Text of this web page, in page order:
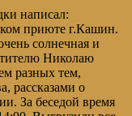
написал:
приюте г.Кашин.
солнечная и
Николаю
разных тем,
рассказами о
За беседой время